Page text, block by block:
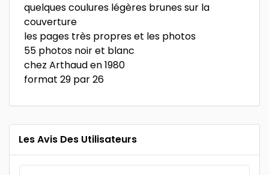
quelques coulures légères brunes sur la
couverture
les pages très propres et les photos
55 photos noir et blanc
chez Arthaud en 1980
format 29 par 26
Les Avis Des Utilisateurs